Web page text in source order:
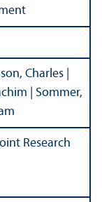
Charles |
| Sommer,
Research